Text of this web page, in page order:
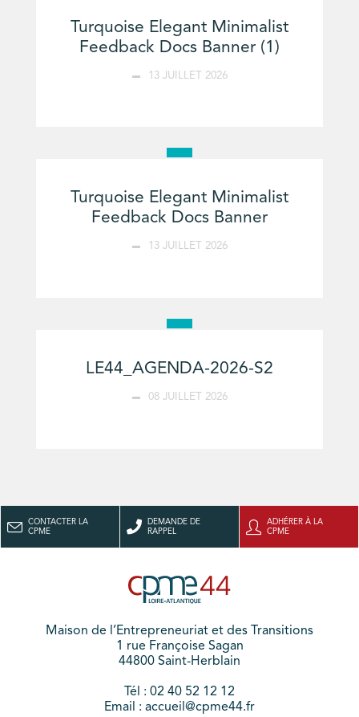
Turquoise Elegant Minimalist
Feedback Docs Banner (1)
13 JUILLET 2026
Turquoise Elegant Minimalist
Feedback Docs Banner
13 JUILLET 2026
LE44_AGENDA-2026-S2
08 JUILLET 2026
CONTACTER LA
CPME
DEMANDE DE
RAPPEL
ADHÉRER À LA
CPME
Maison de l’Entrepreneuriat et des Transitions
1 rue Françoise Sagan
44800 Saint-Herblain
Tél : 02 40 52 12 12
Email : accueil@cpme44.fr